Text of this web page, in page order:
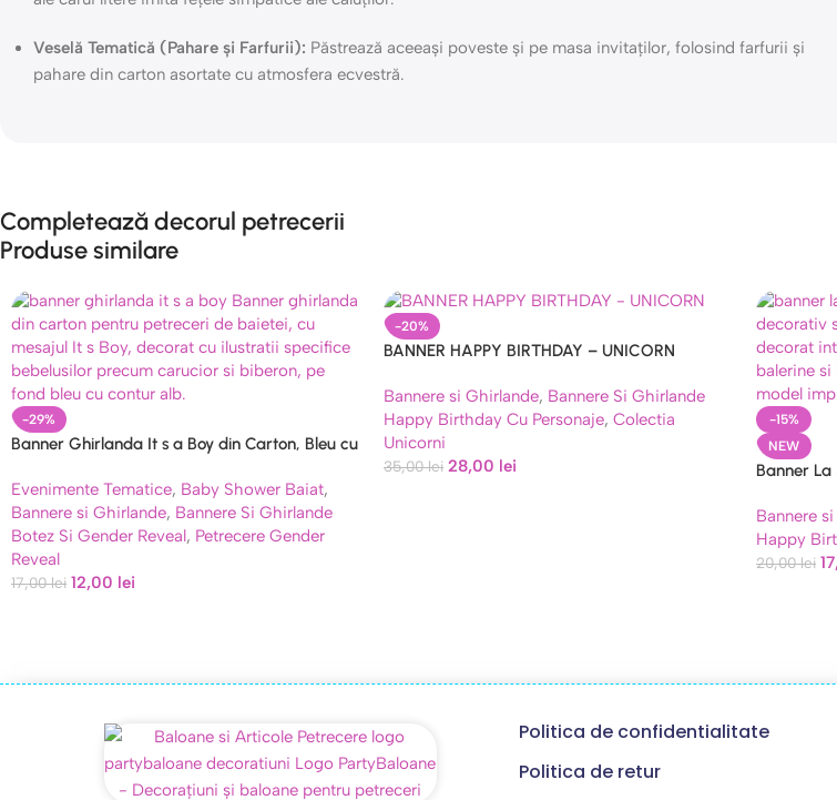
Veselă Tematică (Pahare și Farfurii): Păstrează aceeași poveste și pe masa invitaților, folosind farfurii și
pahare din carton asortate cu atmosfera ecvestră.
Completează decorul petrecerii
Produse similare
-29%
Banner Ghirlanda It s a Boy din Carton, Bleu cu
Evenimente Tematice, Baby Shower Baiat,
Bannere si Ghirlande, Bannere Si Ghirlande
Botez Si Gender Reveal, Petrecere Gender
Reveal
17,00lei 12,00 lei
-20%
BANNER HAPPY BIRTHDAY – UNICORN
Bannere si Ghirlande, Bannere Si Ghirlande
Happy Birthday Cu Personaje, Colectia
Unicorni
35,00lei 28,00 lei
-15%
NEW
Banner
Bannere
Happy
20,00lei
Politica de confidentialitate
Politica de retur